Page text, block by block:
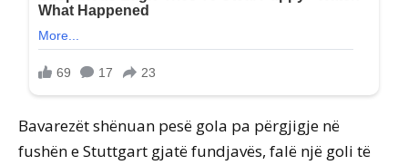
Bavarezët shënuan pesë gola pa përgjigje në
fushën e Stuttgart gjatë fundjavës, falë një goli të